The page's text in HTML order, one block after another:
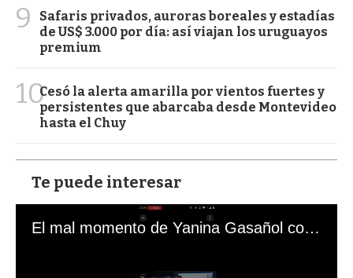
9
Safaris privados, auroras boreales y estadías
de US$ 3.000 por día: así viajan los uruguayos
premium
10Cesó la alerta amarilla por vientos fuertes y
persistentes que abarcaba desde Montevideo
hasta el Chuy
Te puede interesar
El mal momento de Yanina Gasañol con un hincha argentino en "Subrayado"